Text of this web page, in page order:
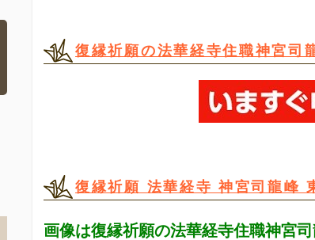
復縁祈願の法華経寺住職神宮司
復縁祈願 法華経寺 神宮司龍峰
画像は復縁祈願の法華経寺住職神宮